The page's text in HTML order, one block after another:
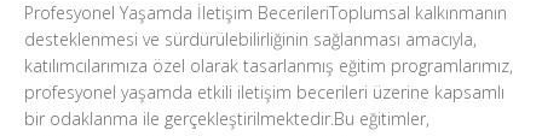
Profesyonel Yaşamda İletişim BecerileriToplumsal kalkınmanın
desteklenmesi ve sürdürülebilirliğinin sağlanması amacıyla,
katılımcılarımıza özel olarak tasarlanmış eğitim programlarımız,
profesyonel yaşamda etkili iletişim becerileri üzerine kapsamlı
bir odaklanma ile gerçekleştirilmektedir.Bu eğitimler,